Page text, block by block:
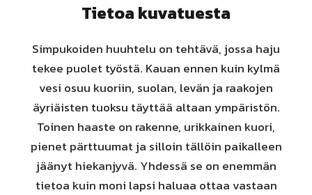
Tietoa kuvatuesta
Simpukoiden huuhtelu on tehtävä, jossa haju
tekee puolet työstä. Kauan ennen kuin kylmä
vesi osuu kuoriin, suolan, levän ja raakojen
äyriäisten tuoksu täyttää altaan ympäristön.
Toinen haaste on rakenne, urikkainen kuori,
pienet pärttuumat ja silloin tällöin paikalleen
jäänyt hiekanjyvä. Yhdessä se on enemmän
tietoa kuin moni lapsi haluaa ottaa vastaan